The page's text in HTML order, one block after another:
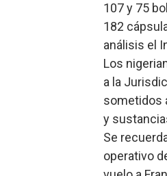
107 y 75
182
análisis el
Los
a la
sometidos
y
Se
operativo